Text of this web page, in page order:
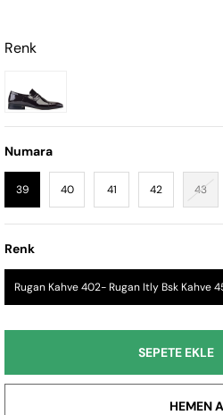
Renk
Numara
39 40 41 42 43
Renk
Rugan Kahve 402- Rugan Itly Bsk Kahve